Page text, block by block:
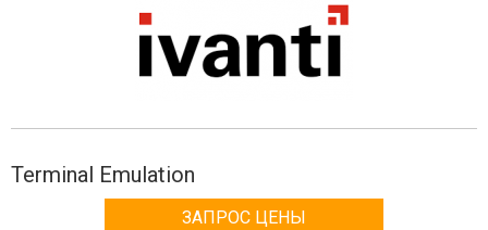
Terminal Emulation
ЗАПРОС ЦЕНЫ